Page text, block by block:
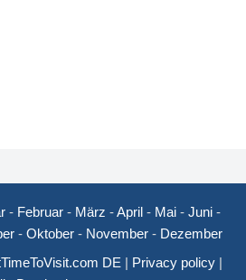
- Februar - März -April - Mai - Juni -
- Oktober- November- Dezember
DE | Privacy policy |